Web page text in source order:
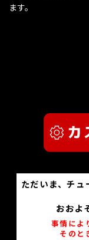
ます。
ただいま、チ
おおよ
事情によ
そのと